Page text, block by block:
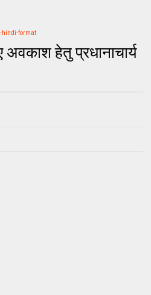
hindi-format
हेतु प्रधानाचार्य